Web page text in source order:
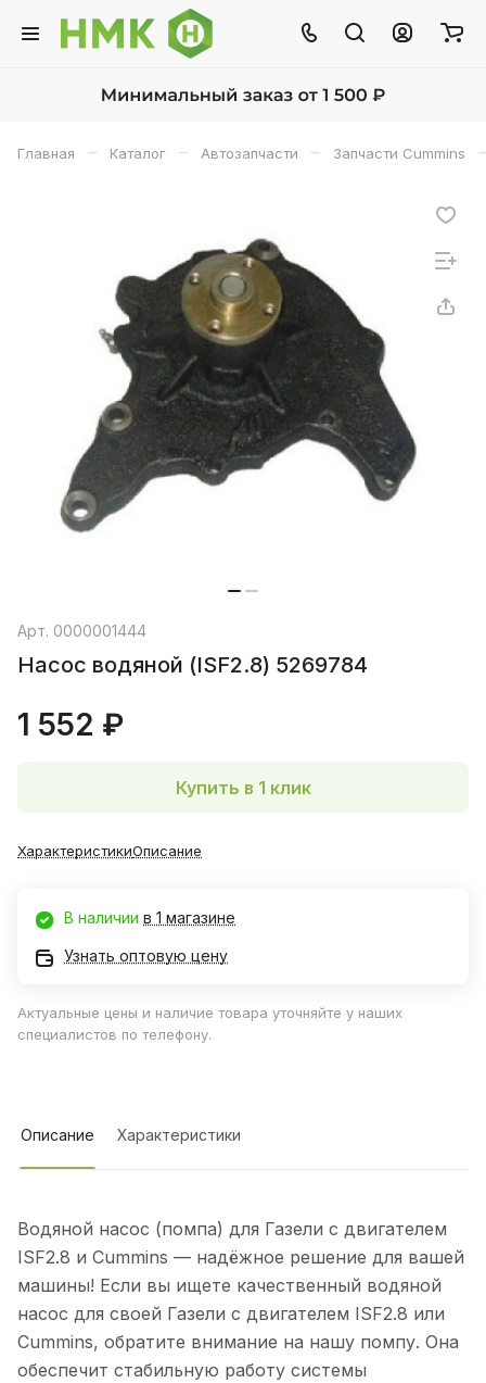
Главная – Каталог – Автозапчасти – Запчасти Cummins –
Арт. 0000001444
Насос водяной (ISF2.8) 5269784
1 552 ₽
Купить в 1 клик
ХарактеристикиОписание
В наличии в 1 магазине
Узнать оптовую цену
Актуальные цены и наличие товара уточняйте у наших
специалистов по телефону.
Описание Характеристики
Водяной насос (помпа) для Газели с двигателем
ISF2.8 и Cummins — надёжное решение для вашей
машины! Если вы ищете качественный водяной
насос для своей Газели с двигателем ISF2.8 или
Cummins, обратите внимание на нашу помпу. Она
обеспечит стабильную работу системы